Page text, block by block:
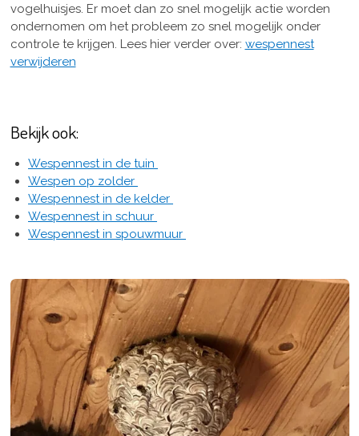
vogelhuisjes. Er moet dan zo snel mogelijk actie worden
ondernomen om het probleem zo snel mogelijk onder
controle te krijgen. Lees hier verder over: wespennest
verwijderen
Bekijk ook:
Wespennest in de tuin
Wespen op zolder
Wespennest in de kelder
Wespennest in schuur
Wespennest in spouwmuur